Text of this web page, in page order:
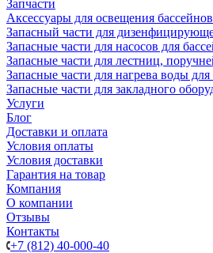
Запчасти
Аксессуары для освещения бассейнов
Запасный части для
Запасные части для насосов для
Запасные части для лестниц,
Запасные части для нагрева воды для
Запасные части для закладного
Услуги
Блог
Доставки и оплата
Условия оплаты
Условия доставки
Гарантия на товар
Компания
О компании
Отзывы
Контакты
+7 (812) 40-000-40